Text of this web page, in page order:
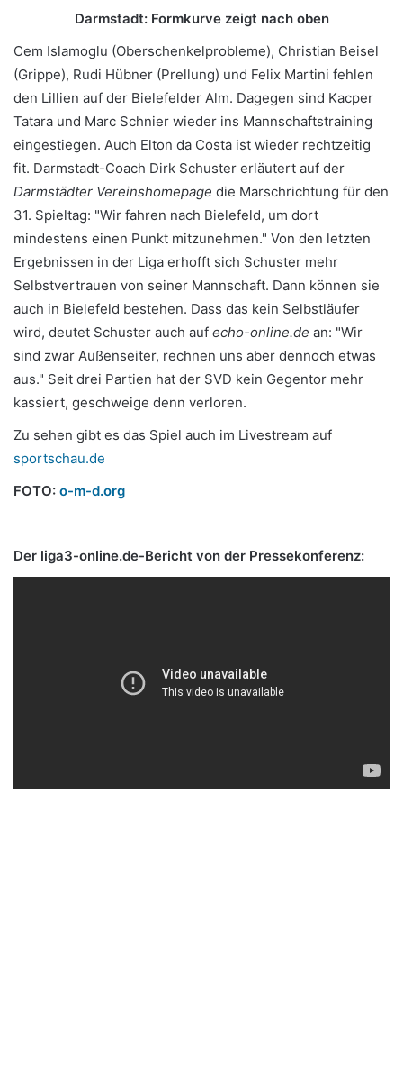
Darmstadt: Formkurve zeigt nach oben
Cem Islamoglu (Oberschenkelprobleme), Christian Beisel
(Grippe), Rudi Hübner (Prellung) und Felix Martini fehlen
den Lillien auf der Bielefelder Alm. Dagegen sind Kacper
Tatara und Marc Schnier wieder ins Mannschaftstraining
eingestiegen. Auch Elton da Costa ist wieder rechtzeitig
fit. Darmstadt-Coach Dirk Schuster erläutert auf der
Darmstädter Vereinshomepage die Marschrichtung für den
31. Spieltag: "Wir fahren nach Bielefeld, um dort
mindestens einen Punkt mitzunehmen." Von den letzten
Ergebnissen in der Liga erhofft sich Schuster mehr
Selbstvertrauen von seiner Mannschaft. Dann können sie
auch in Bielefeld bestehen. Dass das kein Selbstläufer
wird, deutet Schuster auch auf echo-online.de an: "Wir
sind zwar Außenseiter, rechnen uns aber dennoch etwas
aus." Seit drei Partien hat der SVD kein Gegentor mehr
kassiert, geschweige denn verloren.
Zu sehen gibt es das Spiel auch im Livestream auf
sportschau.de
FOTO: o-m-d.org
Der liga3-online.de-Bericht von der Pressekonferenz: